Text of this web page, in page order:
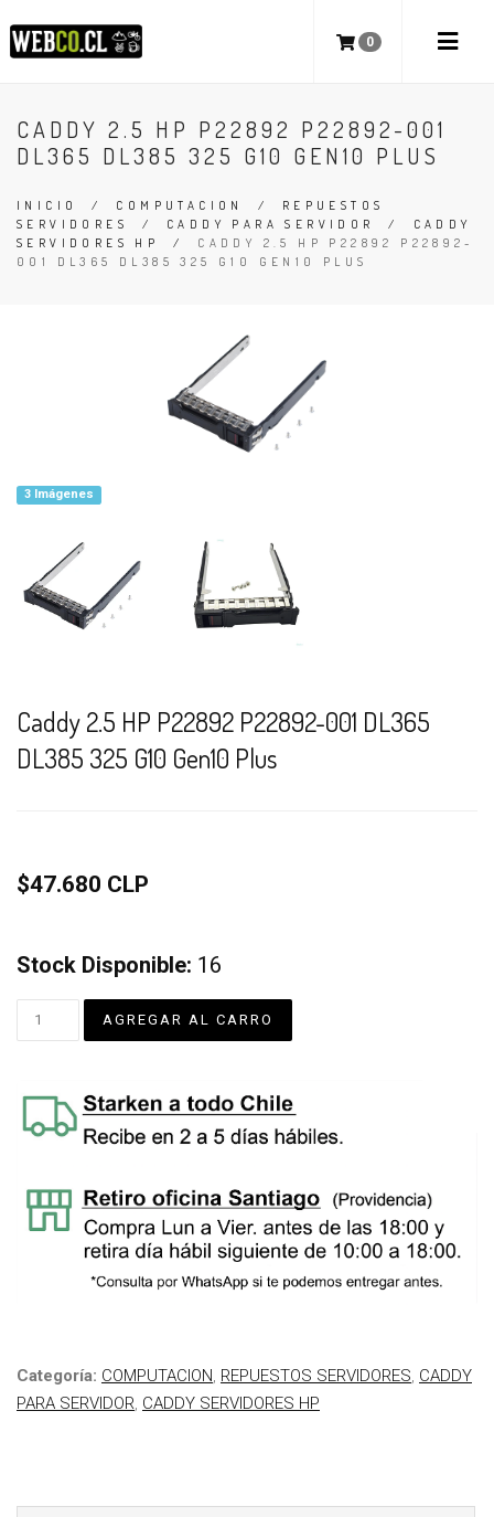
0
CADDY 2.5 HP P22892 P22892-001
DL365 DL385 325 G10 GEN10 PLUS
INICIO / COMPUTACION / REPUESTOS
SERVIDORES
/ CADDY PARA SERVIDOR / CADDY
SERVIDORES HP
/ CADDY 2.5 HP P22892 P22892-
001 DL365 DL385 325 G10 GEN10 PLUS
3 Imágenes
Caddy 2.5 HP P22892 P22892-001 DL365
DL385 325 G10 Gen10 Plus
$47.680 CLP
Stock Disponible: 16
Categoría: COMPUTACION, REPUESTOS SERVIDORES, CADDY
PARA SERVIDOR, CADDY SERVIDORES HP